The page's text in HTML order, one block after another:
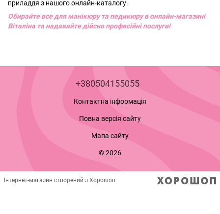
приладдя з нашого онлайн-каталогу.
Обирайте все для манікюру та педикюру в онлайн-магазині
Віталіна та надавайте дійсно професійні послуги!
+380504155055
Контактна інформація
Повна версія сайту
Мапа сайту
© 2026
Інтернет-магазин створений з Хорошоп